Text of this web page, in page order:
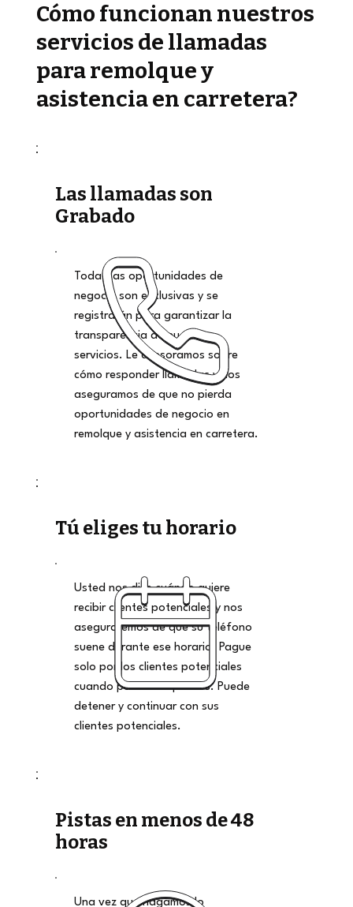
Cómo funcionan nuestros
servicios de llamadas
para remolque y
asistencia en carretera?
Las llamadas son
Grabado
Todas las oportunidades de
negocio son exclusivas y se
registrarán para garantizar la
transparencia de nuestros
servicios. Le asesoramos sobre
cómo responder llamadas y nos
aseguramos de que no pierda
oportunidades de negocio en
remolque y asistencia en carretera.
Tú eliges tu horario
Usted nos dice cuándo quiere
recibir clientes potenciales y nos
aseguraremos de que su teléfono
suene durante ese horario. Pague
solo por los clientes potenciales
cuando pueda aceptarlos. Puede
detener y continuar con sus
clientes potenciales.
Pistas en menos de 48
horas
Una vez que hagamos lo